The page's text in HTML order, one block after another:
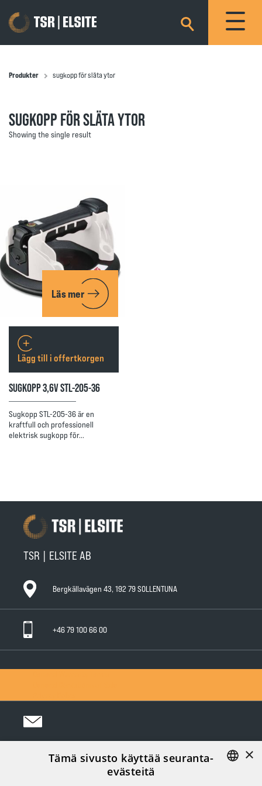
×
Produkter sugkopp för släta ytor
SUGKOPP FÖR SLÄTA YTOR
Showing the single result
Läs mer
SUGKOPP 3,6V STL-205-36
Sugkopp STL-205-36 är en
kraftfull och professionell
elektrisk sugkopp för…
Lägg till i offertkorgen
TSR | ELSITE AB
Bergkällavägen 43, 192 79 SOLLENTUNA
+46 79 100 66 00
×
Tämä sivusto käyttää seuranta-
evästeitä